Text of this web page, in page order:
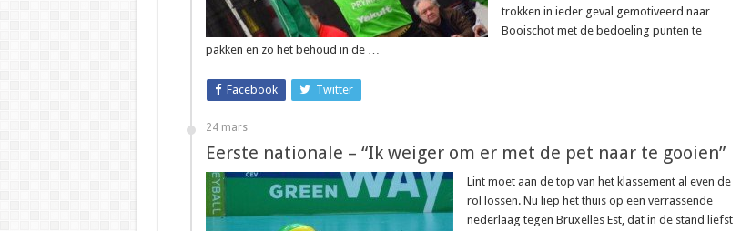
trokken in ieder geval gemotiveerd naar
Booischot met de bedoeling punten te
pakken en zo het behoud in de …
Facebook Twitter
24 mars
Eerste nationale – “Ik weiger om er met de pet naar te gooien”
Lint moet aan de top van het klassement al even de
rol lossen. Nu liep het thuis op een verrassende
nederlaag tegen Bruxelles Est, dat in de stand liefst